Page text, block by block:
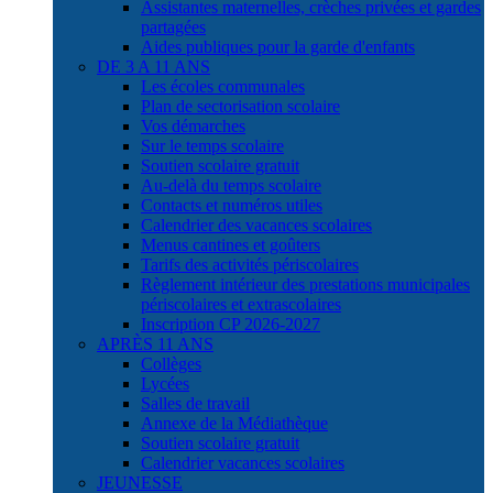
Assistantes maternelles, crèches privées et gardes
partagées
Aides publiques pour la garde d'enfants
DE 3 A 11 ANS
Les écoles communales
Plan de sectorisation scolaire
Vos démarches
Sur le temps scolaire
Soutien scolaire gratuit
Au-delà du temps scolaire
Contacts et numéros utiles
Calendrier des vacances scolaires
Menus cantines et goûters
Tarifs des activités périscolaires
Règlement intérieur des prestations municipales
périscolaires et extrascolaires
Inscription CP 2026-2027
APRÈS 11 ANS
Collèges
Lycées
Salles de travail
Annexe de la Médiathèque
Soutien scolaire gratuit
Calendrier vacances scolaires
JEUNESSE